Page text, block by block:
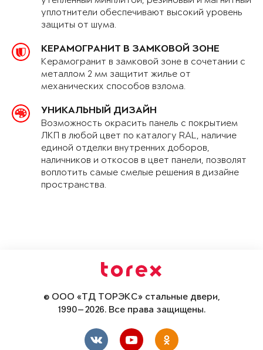
уплотнители обеспечивают высокий уровень
защиты от шума.
КЕРАМОГРАНИТ В ЗАМКОВОЙ ЗОНЕ
Керамогранит в замковой зоне в сочетании с
металлом 2 мм защитит жилье от
механических способов взлома.
УНИКАЛЬНЫЙ ДИЗАЙН
Возможность окрасить панель с покрытием
ЛКП в любой цвет по каталогу RAL, наличие
единой отделки внутренних доборов,
наличников и откосов в цвет панели, позволят
воплотить самые смелые решения в дизайне
пространства.
© ООО «ТД ТОРЭКС» стальные двери,
1990—2026. Все права защищены.